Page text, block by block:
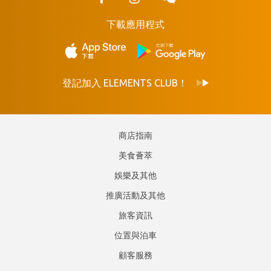
下載應用程式
登記加入 ELEMENTS CLUB！
商店指南
美食薈萃
娛樂及其他
推廣活動及其他
旅客資訊
位置與泊車
顧客服務